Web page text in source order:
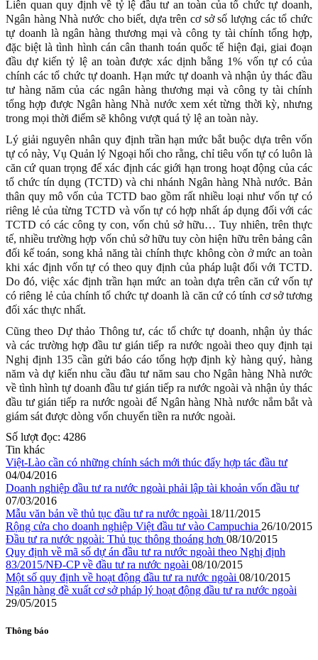
Liên quan quy định về tỷ lệ đầu tư an toàn của tổ chức tự doanh,
Ngân hàng Nhà nước cho biết, dựa trên cơ sở số lượng các tổ chức
tự doanh là ngân hàng thương mại và công ty tài chính tổng hợp,
đặc biệt là tình hình cán cân thanh toán quốc tế hiện đại, giai đoạn
đầu dự kiến tỷ lệ an toàn được xác dịnh bằng 1% vốn tự có của
chính các tổ chức tự doanh. Hạn mức tự doanh và nhận ủy thác đầu
tư hàng năm của các ngân hàng thương mại và công ty tài chính
tổng hợp được Ngân hàng Nhà nước xem xét từng thời kỳ, nhưng
trong mọi thời điểm sẽ không vượt quá tỷ lệ an toàn này.
Lý giải nguyên nhân quy định trần hạn mức bắt buộc dựa trên vốn
tự có này, Vụ Quản lý Ngoại hối cho rằng, chỉ tiêu vốn tự có luôn là
căn cứ quan trọng để xác định các giới hạn trong hoạt động của các
tổ chức tín dụng (TCTD) và chi nhánh Ngân hàng Nhà nước. Bản
thân quy mô vốn của TCTD bao gồm rất nhiều loại như vốn tự có
riêng lẻ của từng TCTD và vốn tự có hợp nhất áp dụng đối với các
TCTD có các công ty con, vốn chủ sở hữu… Tuy nhiên, trên thực
tế, nhiều trường hợp vốn chủ sở hữu tuy còn hiện hữu trên bảng cân
đối kế toán, song khả năng tài chính thực không còn ở mức an toàn
khi xác định vốn tự có theo quy định của pháp luật đối với TCTD.
Do đó, việc xác định trần hạn mức an toàn dựa trên căn cứ vốn tự
có riêng lẻ của chính tổ chức tự doanh là căn cứ có tính cơ sở tương
đối xác thực nhất.
Cũng theo Dự thảo Thông tư, các tổ chức tự doanh, nhận ủy thác
và các trường hợp đầu tư gián tiếp ra nước ngoài theo quy định tại
Nghị định 135 cần gửi báo cáo tổng hợp định kỳ hàng quý, hàng
năm và dự kiến nhu cầu đầu tư năm sau cho Ngân hàng Nhà nước
về tình hình tự doanh đầu tư gián tiếp ra nước ngoài và nhận ủy thác
đầu tư gián tiếp ra nước ngoài để Ngân hàng Nhà nước nắm bắt và
giám sát được dòng vốn chuyển tiền ra nước ngoài.
Số lượt đọc: 4286
Tin khác
Việt-Lào cần có những chính sách mới thúc đẩy hợp tác đầu tư
04/04/2016
Doanh nghiệp đầu tư ra nước ngoài phải lập tài khoản vốn đầu tư
07/03/2016
Mẫu văn bản về thủ tục đầu tư ra nước ngoài 18/11/2015
Rộng cửa cho doanh nghiệp Việt đầu tư vào Campuchia 26/10/2015
Đầu tư ra nước ngoài: Thủ tục thông thoáng hơn 08/10/2015
Quy định về mã số dự án đầu tư ra nước ngoài theo Nghị định
83/2015/NĐ-CP về đầu tư ra nước ngoài 08/10/2015
Một số quy định về hoạt động đầu tư ra nước ngoài 08/10/2015
Ngân hàng đề xuất cơ sở pháp lý hoạt động đầu tư ra nước ngoài
29/05/2015
Thông báo